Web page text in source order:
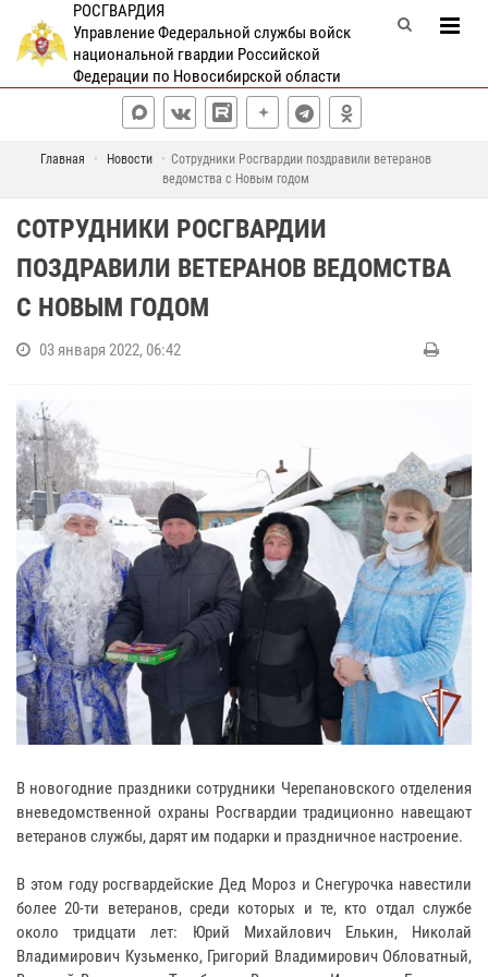
РОСГВАРДИЯ
Управление Федеральной службы войск
национальной гвардии Российской
Федерации по Новосибирской области
Главная Новости
Сотрудники Росгвардии поздравили ветеранов
ведомства с Новым годом
СОТРУДНИКИ РОСГВАРДИИ
ПОЗДРАВИЛИ ВЕТЕРАНОВ ВЕДОМСТВА
С НОВЫМ ГОДОМ
03 января 2022, 06:42
В новогодние праздники сотрудники Черепановского отделения
вневедомственной охраны Росгвардии традиционно навещают
ветеранов службы, дарят им подарки и праздничное настроение.
В этом году росгвардейские Дед Мороз и Снегурочка навестили
более 20-ти ветеранов, среди которых и те, кто отдал службе
около тридцати лет: Юрий Михайлович Елькин, Николай
Владимирович Кузьменко, Григорий Владимирович Обловатный,